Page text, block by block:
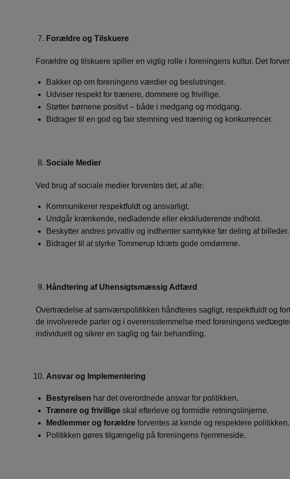
Forældre og Tilskuere
Forældre og tilskuere spiller en vigtig rolle i foreningens kultur. Det
Bakker op om foreningens værdier og beslutninger.
Udviser respekt for trænere, dommere og frivillige.
Støtter børnene positivt – både i medgang og modgang.
Bidrager til en god og fair stemning ved træning og konkurrencer.
Sociale Medier
Ved brug af sociale medier forventes det, at alle:
Kommunikerer respektfuldt og ansvarligt.
Undgår krænkende, nedladende eller ekskluderende indhold.
Beskytter andres privatliv og indhenter samtykke før deling af billeder.
Bidrager til at styrke Tommerup Idræts gode omdømme.
Håndtering af Uhensigtsmæssig Adfærd
Overtrædelse af samværspolitikken håndteres sagligt, respektfuldt og
de involverede parter og i overensstemmelse med foreningens
individuelt og sikrer en saglig og fair behandling.
Ansvar og Implementering
Bestyrelsen har det overordnede ansvar for politikken.
Trænere og frivilligeskal efterleve og formidle retningslinjerne.
Medlemmer og forældreforventes at kende og respektere politikken.
Politikken gøres tilgængelig på foreningens hjemmeside.